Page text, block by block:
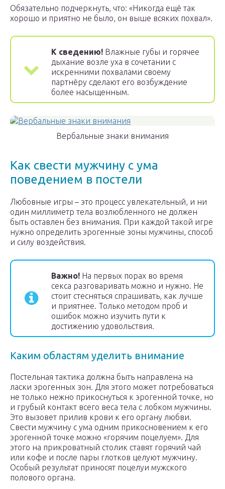
Обязательно подчеркнуть, что: «Никогда ещё так
хорошо и приятно не было, он выше всяких похвал».
К сведению! Влажные губы и горячее
дыхание возле уха в сочетании с
искренними похвалами своему
партнёру сделают его возбуждение
более насыщенным.
Вербальные знаки внимания
Как свести мужчину с ума
поведением в постели
Любовные игры – это процесс увлекательный, и ни
один миллиметр тела возлюбленного не должен
быть оставлен без внимания. При каждой такой игре
нужно определить эрогенные зоны мужчины, способ
и силу воздействия.
Важно! На первых порах во время
секса разговаривать можно и нужно. Не
стоит стесняться спрашивать, как лучше
и приятнее. Только методом проб и
ошибок можно изучить пути к
достижению удовольствия.
Каким областям уделить внимание
Постельная тактика должна быть направлена на
ласки эрогенных зон. Для этого может потребоваться
не только нежно прикоснуться к эрогенной точке, но
и грубый контакт всего веса тела с лобком мужчины.
Это вызовет прилив крови к его органу любви.
Свести мужчину с ума одним прикосновением к его
эрогенной точке можно «горячим поцелуем». Для
этого на прикроватный столик ставят горячий чай
или кофе и после пары глотков целуют мужчину.
Особый результат приносят поцелуи мужского
полового органа.